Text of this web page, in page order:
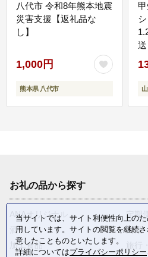
八代市 令和8年熊本地震
災害支援【返礼品な
し】
1,000円
熊本県 八代市
お礼の品から探す
ANAオリジナル
定期
酒
肉類
加工食品
当サイトでは、サイト利便性向上の
用しています。サイトの閲覧を継続
意したことものといたします。
詳細についてはプライバシーポリシー